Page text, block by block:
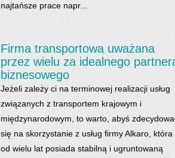
najtańsze prace napr...
Firma transportowa uważana
przez wielu za idealnego
biznesowego
Jeżeli zależy ci na terminowej realizacji usług
związanych z transportem krajowym i
międzynarodowym, to warto, abyś
się na skorzystanie z usług firmy Alkaro, która
od wielu lat posiada stabilną i ugruntowaną